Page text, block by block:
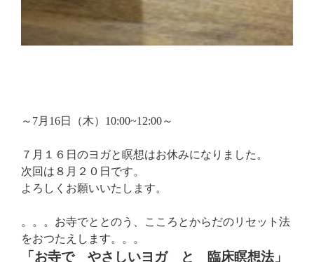
～7月16日（木）10:00~12:00～
７月１６日のヨガと瞑想はお休みになりました。
次回は８月２０日です。
よろしくお願いいたします。
。。。お寺でととのう、こころとからだのリセット法
をおつたえします。。。
「お寺で やさしいヨガ と 臨床瞑想法」